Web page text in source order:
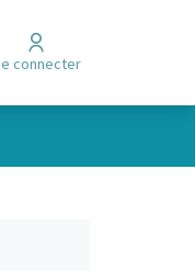
Se connecter